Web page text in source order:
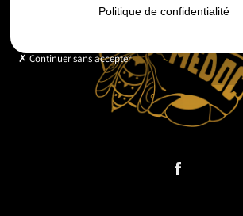
Politique de confidentialité
Continuer sans accepter